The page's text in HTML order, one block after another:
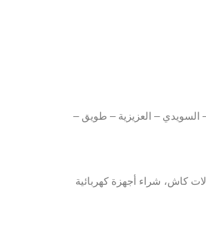
السويدي – العزيزية – طويق –
كاش، شراء أجهزة كهربائية